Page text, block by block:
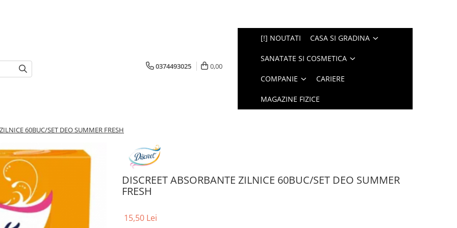
0374493025 0,00
[!] NOUTATI CASA SI GRADINA
SANATATE SI COSMETICA
COMPANIE CARIERE
MAGAZINE FIZICE
60BUC/SET DEO SUMMER FRESH
DISCREET ABSORBANTE ZILNICE 60BUC/SET DEO SUMMER
FRESH
15,50 Lei